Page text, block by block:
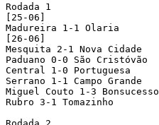
Rodada 1
[25-06]
Madureira 1-1 Olaria
[26-06]
Mesquita 2-1 Nova Cidade
Paduano 0-0 São Cristóvão
Central 1-0 Portuguesa
Serrano 1-1 Campo Grande
Miguel Couto 1-3 Bonsucesso
Rubro 3-1 Tomazinho